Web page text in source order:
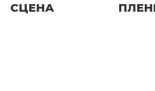
СЦЕНА